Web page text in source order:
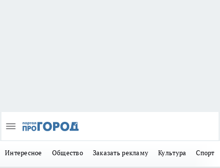
Интересное Общество Заказать рекламу Культура Спорт